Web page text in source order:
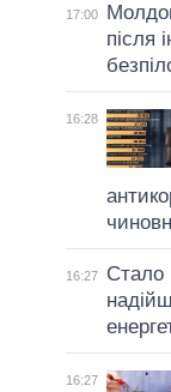
17:00
після
16:28
16:27
Стало
16:27